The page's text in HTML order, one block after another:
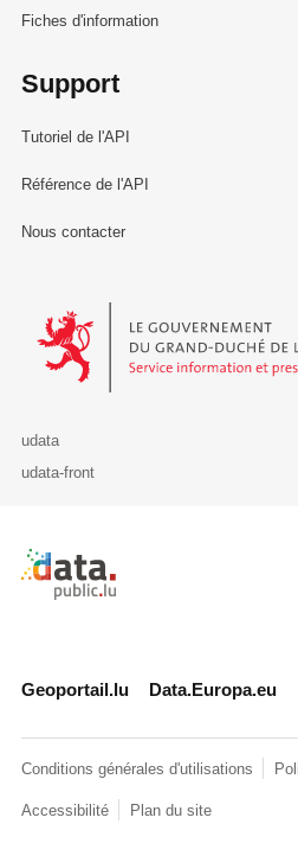
Fiches d'information
Support
Tutoriel de l'API
Référence de l'API
Nous contacter
Le Gouvernement du Grand-
udata
udata-front
Retour à l'accueil de
Geoportail.lu Data.Europa.eu
Conditions générales d'utilisations
Accessibilité Plan du site